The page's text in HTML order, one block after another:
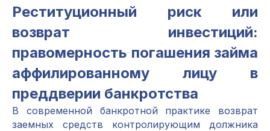
Реституционный риск или
возврат инвестиций:
правомерность погашения займа
аффилированному лицу в
преддверии банкротства
В современной банкротной практике возврат
заемных средств контролирующим должника